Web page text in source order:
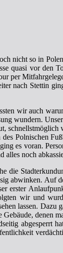
nicht so in
quasi vor den
per
nach Stettin
wir auch
wundern.
Polnischen
es voran.
noch
die
abwinken. Auf
erster
wir und
lassen. Dazu
denen
abgesperrt